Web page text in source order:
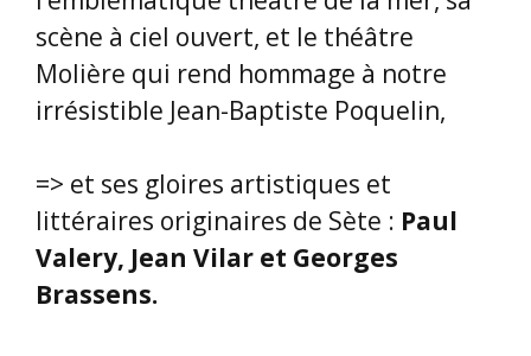
scène à ciel ouvert, et le théâtre
Molière qui rend hommage à notre
irrésistible Jean-Baptiste Poquelin,
=> et ses gloires artistiques et
littéraires originaires de Sète : Paul
Valery, Jean Vilar et Georges
Brassens.